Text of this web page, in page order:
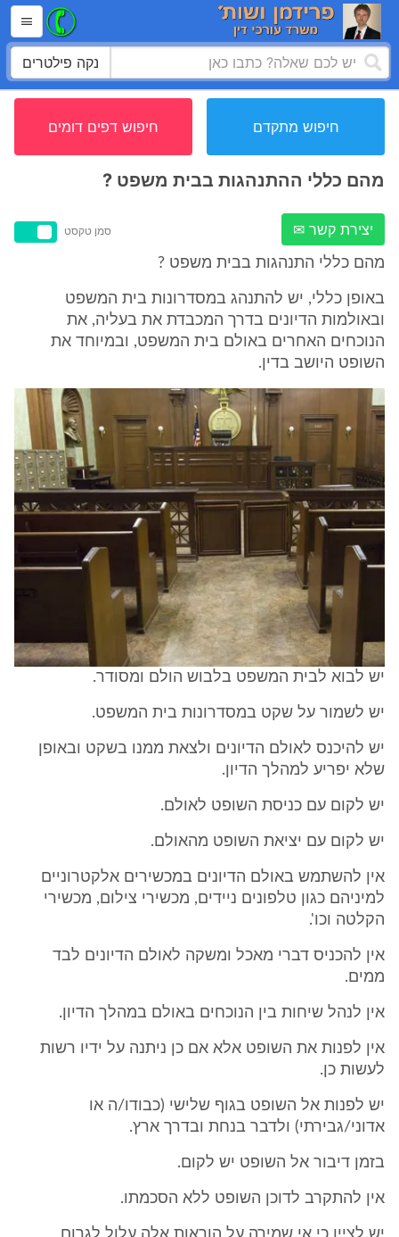
נקה פילטרים
חיפוש מתקדם חיפוש דפים דומים
מהם כללי ההתנהגות בבית משפט ?
יצירת קשר ✉ סמן טקסט
מהם כללי התנהגות בבית משפט ?
באופן כללי, יש להתנהג במסדרונות בית המשפט
ובאולמות הדיונים בדרך המכבדת את בעליה, את
הנוכחים האחרים באולם בית המשפט, ובמיוחד את
השופט היושב בדין.
יש לבוא לבית המשפט בלבוש הולם ומסודר.
יש לשמור על שקט במסדרונות בית המשפט.
יש להיכנס לאולם הדיונים ולצאת ממנו בשקט ובאופן
שלא יפריע למהלך הדיון.
יש לקום עם כניסת השופט לאולם.
יש לקום עם יציאת השופט מהאולם.
אין להשתמש באולם הדיונים במכשירים אלקטרוניים
למיניהם כגון טלפונים ניידים, מכשירי צילום, מכשירי
הקלטה וכו'.
אין להכניס דברי מאכל ומשקה לאולם הדיונים לבד
ממים.
אין לנהל שיחות בין הנוכחים באולם במהלך הדיון.
אין לפנות את השופט אלא אם כן ניתנה על ידיו רשות
לעשות כן.
יש לפנות אל השופט בגוף שלישי (כבודו/ה או
אדוני/גבירתי) ולדבר בנחת ובדרך ארץ.
בזמן דיבור אל השופט יש לקום.
אין להתקרב לדוכן השופט ללא הסכמתו.